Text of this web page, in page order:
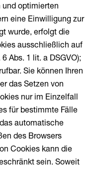
optimierten
eine Einwilligung zur
wurde, erfolgt die
ausschließlich auf
Abs. 1 lit. a DSGVO);
Sie können Ihren
das Setzen von
nur im Einzelfall
für bestimmte Fälle
automatische
des Browsers
Cookies kann die
sein. Soweit